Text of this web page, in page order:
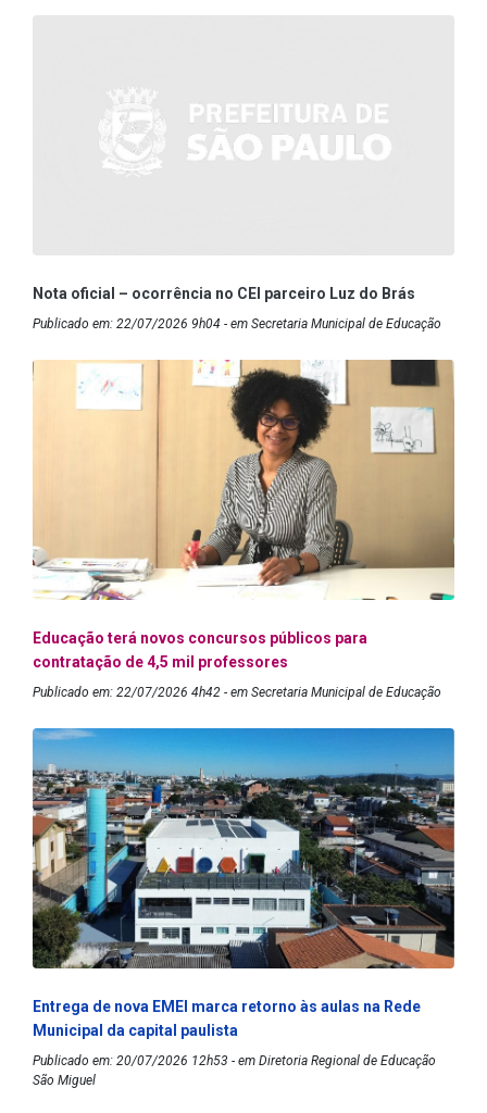
Nota oficial – ocorrência no CEI parceiro Luz do Brás
Publicado em: 22/07/2026 9h04 - em Secretaria Municipal de Educação
Educação terá novos concursos públicos para
contratação de 4,5 mil professores
Publicado em: 22/07/2026 4h42 - em Secretaria Municipal de Educação
Entrega de nova EMEI marca retorno às aulas na Rede
Municipal da capital paulista
Publicado em: 20/07/2026 12h53 - em Diretoria Regional de Educação
São Miguel